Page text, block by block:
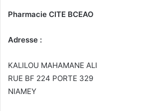
Pharmacie CITE BCEAO
Adresse :
KALILOU MAHAMANE ALI
RUE BF 224 PORTE 329
NIAMEY